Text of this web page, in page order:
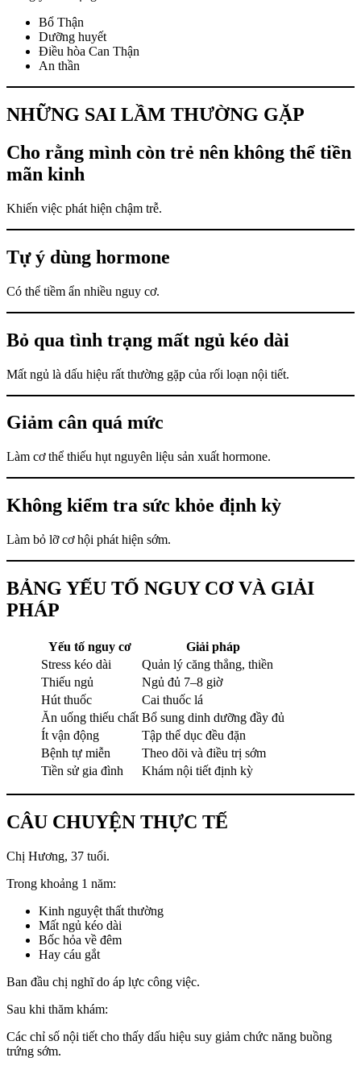
Bổ Thận
Dưỡng huyết
Điều hòa Can Thận
An thần
NHỮNG SAI LẦM THƯỜNG GẶP
Cho rằng mình còn trẻ nên không thể tiền
mãn kinh
Khiến việc phát hiện chậm trễ.
Tự ý dùng hormone
Có thể tiềm ẩn nhiều nguy cơ.
Bỏ qua tình trạng mất ngủ kéo dài
Mất ngủ là dấu hiệu rất thường gặp của rối loạn nội tiết.
Giảm cân quá mức
Làm cơ thể thiếu hụt nguyên liệu sản xuất hormone.
Không kiểm tra sức khỏe định kỳ
Làm bỏ lỡ cơ hội phát hiện sớm.
BẢNG YẾU TỐ NGUY CƠ VÀ GIẢI
PHÁP
Yếu tố nguy cơ
Giải pháp
Stress kéo dài
Quản lý căng thẳng, thiền
Thiếu ngủ
Ngủ đủ 7–8 giờ
Hút thuốc
Cai thuốc lá
Ăn uống thiếu chất Bổ sung dinh dưỡng đầy đủ
Ít vận động
Tập thể dục đều đặn
Bệnh tự miễn
Theo dõi và điều trị sớm
Tiền sử gia đình
Khám nội tiết định kỳ
CÂU CHUYỆN THỰC TẾ
Chị Hương, 37 tuổi.
Trong khoảng 1 năm:
Kinh nguyệt thất thường
Mất ngủ kéo dài
Bốc hỏa về đêm
Hay cáu gắt
Ban đầu chị nghĩ do áp lực công việc.
Sau khi thăm khám:
Các chỉ số nội tiết cho thấy dấu hiệu suy giảm chức năng buồng
trứng sớm.